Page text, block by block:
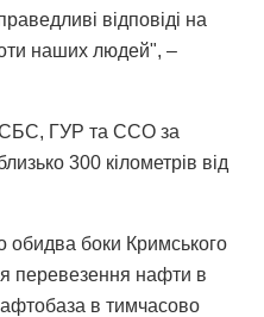
відповіді на
наших людей", –
СБС, ГУР та ССО за
300 кілометрів від
обидва боки Кримського
перевезення нафти в
в тимчасово